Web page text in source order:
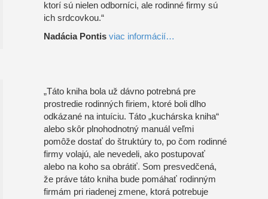
ktorí sú nielen odborníci, ale rodinné firmy sú
ich srdcovkou.“
Nadácia Pontisviac informácií…
„Táto kniha bola už dávno potrebná pre
prostredie rodinných firiem, ktoré boli dlho
odkázané na intuíciu. Táto „kuchárska kniha“
alebo skôr plnohodnotný manuál veľmi
pomôže dostať do štruktúry to, po čom rodinné
firmy volajú, ale nevedeli, ako postupovať
alebo na koho sa obrátiť. Som presvedčená,
že práve táto kniha bude pomáhať rodinným
firmám pri riadenej zmene, ktorá potrebuje